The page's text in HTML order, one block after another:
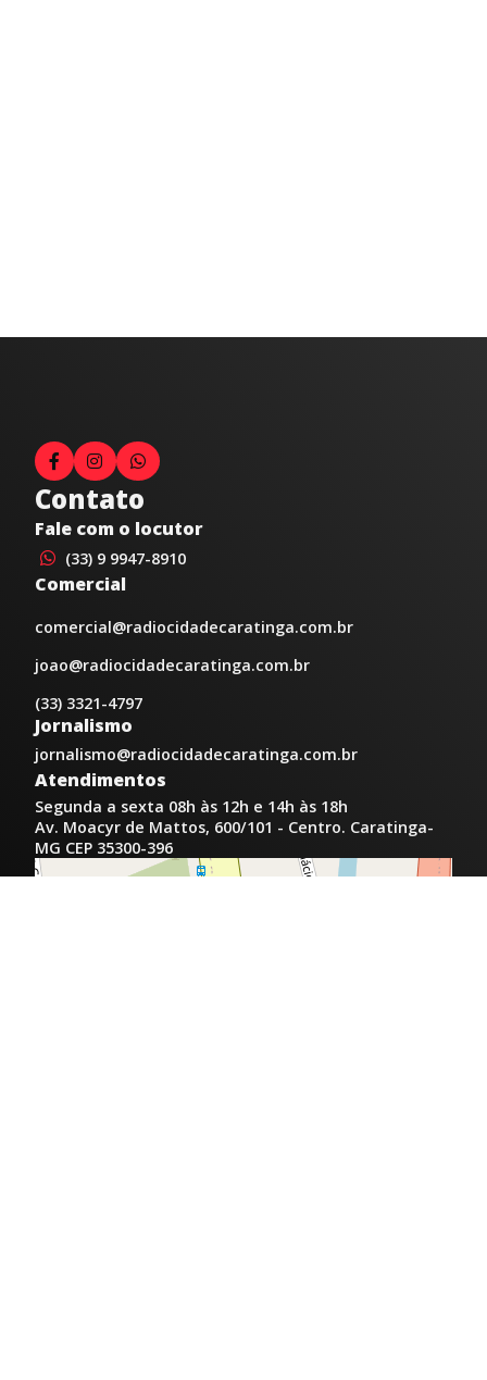
Contato
Fale com o locutor
(33) 9 9947-8910
Comercial
comercial@radiocidadecaratinga.com.br
joao@radiocidadecaratinga.com.br
(33) 3321-4797
Jornalismo
jornalismo@radiocidadecaratinga.com.br
Atendimentos
Segunda a sexta 08h às 12h e 14h às 18h
Av. Moacyr de Mattos, 600/101 - Centro. Caratinga-
MG CEP 35300-396